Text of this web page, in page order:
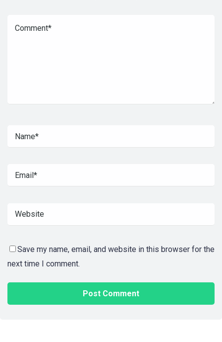
Save my name, email, and website in this browser for the
next time I comment.